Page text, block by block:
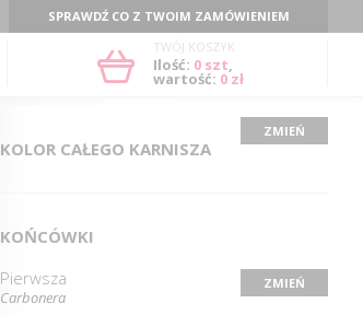
SPRAWDŹ CO Z TWOIM ZAMÓWIENIEM
TWÓJ KOSZYK
Ilość: 0szt,
wartość: 0 zł
KOLOR CAŁEGO KARNISZA
ZMIEŃ
KOŃCÓWKI
Pierwsza
Carbonera
ZMIEŃ